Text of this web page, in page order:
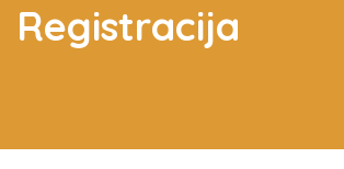
Registracija